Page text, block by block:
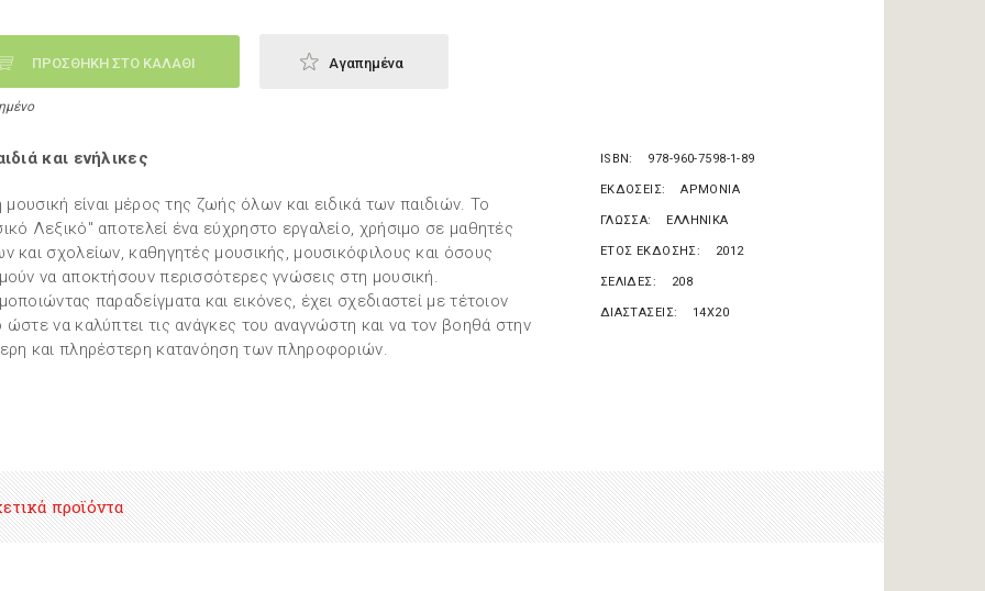
ΠΡΟΣΘΗΚΗ ΣΤΟ ΚΑΛΑΘΙ Αγαπημένα
και ενήλικες
μουσική είναι μέρος της ζωής όλων και ειδικά των παιδιών. Το
Λεξικό" αποτελεί ένα εύχρηστο εργαλείο, χρήσιμο σε μαθητές
και σχολείων, καθηγητές μουσικής, μουσικόφιλους και όσους
να αποκτήσουν περισσότερες γνώσεις στη μουσική.
παραδείγματα και εικόνες, έχει σχεδιαστεί με τέτοιον
ώστε να καλύπτει τις ανάγκες του αναγνώστη και να τον βοηθά στην
και πληρέστερη κατανόηση των πληροφοριών.
ISBN 978-960-7598-1-89
ΕΚΔΟΣΕΙΣ ΑΡΜΟΝΙΑ
ΓΛΩΣΣΑ ΕΛΛΗΝΙΚΑ
ΕΤΟΣ ΕΚΔΟΣΗΣ 2012
ΣΕΛΙΔΕΣ 208
ΔΙΑΣΤΑΣΕΙΣ 14X20
προϊόντα